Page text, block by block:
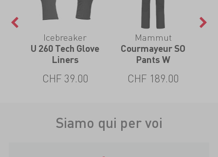
Icebreaker
U 260 Tech Glove
Liners
CHF 39.00
Mammut
Courmayeur SO
Pants W
CHF 189.00
Siamo qui per voi